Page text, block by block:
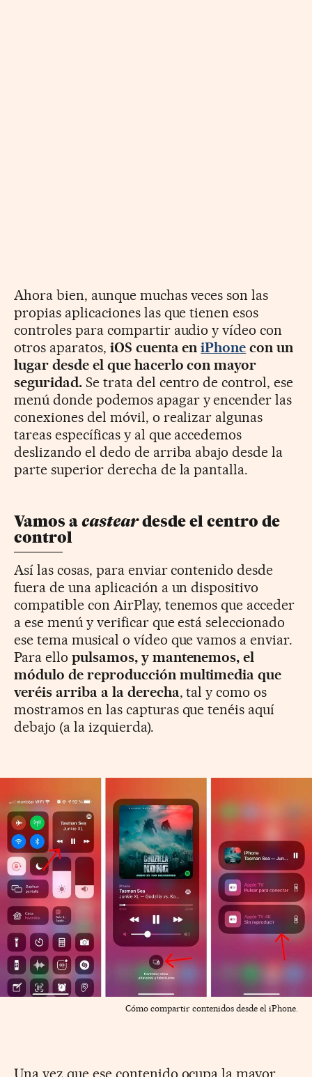
Ahora bien, aunque muchas veces son las
propias aplicaciones las que tienen esos
controles para compartir audio y vídeo con
otros aparatos, iOS cuenta eniPhone con un
lugar desde el que hacerlo con mayor
seguridad.Se trata del centro de control, ese
menú donde podemos apagar y encender las
conexiones del móvil, o realizar algunas
tareas específicas y al que accedemos
deslizando el dedo de arriba abajo desde la
parte superior derecha de la pantalla.
Vamos acasteardesde el centro de
control
Así las cosas, para enviar contenido desde
fuera de una aplicación a un dispositivo
compatible con AirPlay, tenemos que acceder
a ese menú y verificar que está seleccionado
ese tema musical o vídeo que vamos a enviar.
Para ello pulsamos, y mantenemos, el
módulo de reproducción multimedia que
veréis arriba a la derecha, tal y como os
mostramos en las capturas que tenéis aquí
debajo (a la izquierda).
Cómo compartir contenidos desde el iPhone.
Una vez que ese contenido ocupa la mayor